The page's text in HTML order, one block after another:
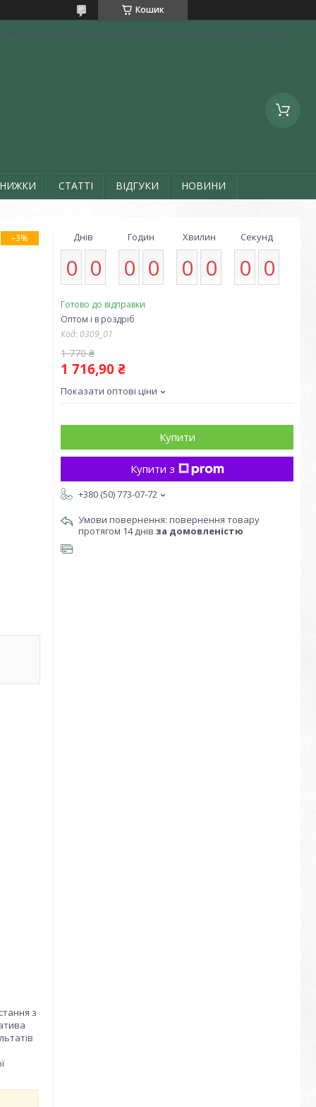
Кошик
СТАТТІ ВІДГУКИ НОВИНИ
–3%
з
Днів
0 0
Годин
0 0
Хвилин
0 0
Секунд
0 0
Готово до відправки
Оптом і в роздріб
Код: 0309_01
1 770 ₴
1 716,90 ₴
Показати оптові ціни
Купити
Купити з
+380 (50) 773-07-72
повернення товару
протягом 14 днів за домовленістю